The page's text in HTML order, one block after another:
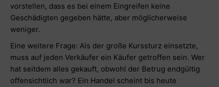
vorstellen, dass es bei einem Eingreifen keine
Geschädigten gegeben hätte, aber möglicherweise
weniger.
Eine weitere Frage: Als der große Kurssturz einsetzte,
muss auf jeden Verkäufer ein Käufer getroffen sein. Wer
hat seitdem alles gekauft, obwohl der Betrug endgültig
offensichtlich war? Ein Handel scheint bis heute